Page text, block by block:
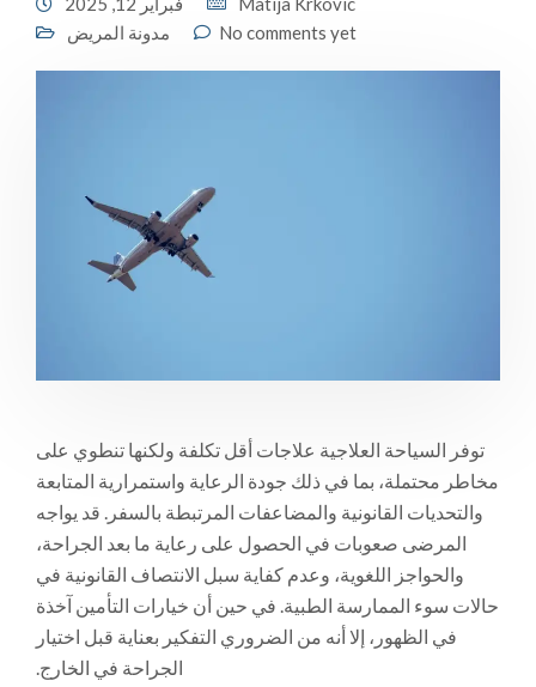
مدونة المريض
No comments yet
توفر السياحة العلاجية علاجات أقل تكلفة ولكنها تنطوي على
مخاطر محتملة، بما في ذلك جودة الرعاية واستمرارية المتابعة
والتحديات القانونية والمضاعفات المرتبطة بالسفر. قد يواجه
المرضى صعوبات في الحصول على رعاية ما بعد الجراحة،
والحواجز اللغوية، وعدم كفاية سبل الانتصاف القانونية في
حالات سوء الممارسة الطبية. في حين أن خيارات التأمين آخذة
في الظهور، إلا أنه من الضروري التفكير بعناية قبل اختيار
الجراحة في الخارج.